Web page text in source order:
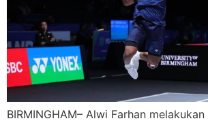
BIRMINGHAM– Alwi Farhan